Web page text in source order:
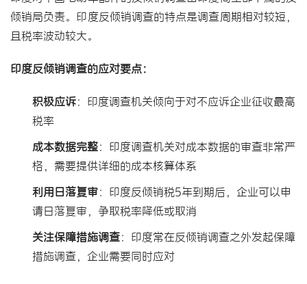
倾销局负责。印度反倾销调查的特点是调查周期相对较短，
且税率波动较大。
印度反倾销调查的应对要点：
积极应诉：印度调查机关倾向于对不应诉企业征收最高
税率
成本数据完整：印度调查机关对成本数据的审查非常严
格，需要提供详细的成本核算体系
利用日落复审：印度反倾销税5年到期后，企业可以申
请日落复审，争取税率降低或取消
关注保障措施调查：印度常在反倾销调查之外发起保障
措施调查，企业需要同时应对